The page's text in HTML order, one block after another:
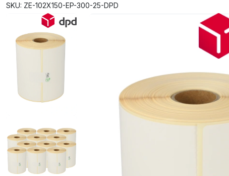
SKU: ZE-102X150-EP-300-25-DPD